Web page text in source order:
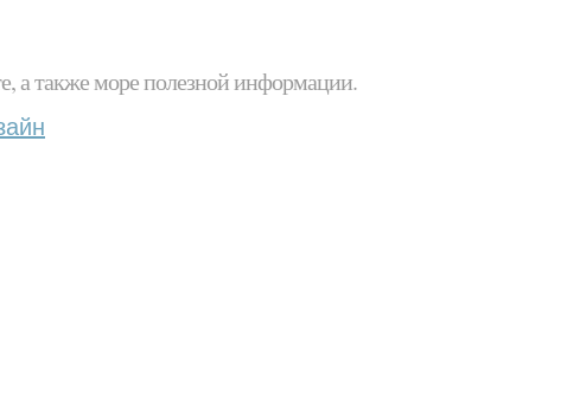
а также море полезной информации.